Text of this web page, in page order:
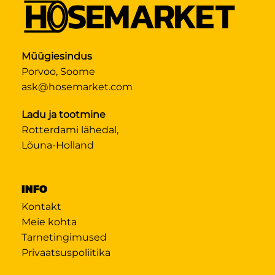
Müügiesindus
Porvoo, Soome
ask@hosemarket.com
Ladu ja tootmine
Rotterdami lähedal,
Lõuna-Holland
INFO
Kontakt
Meie kohta
Tarnetingimused
Privaatsuspoliitika